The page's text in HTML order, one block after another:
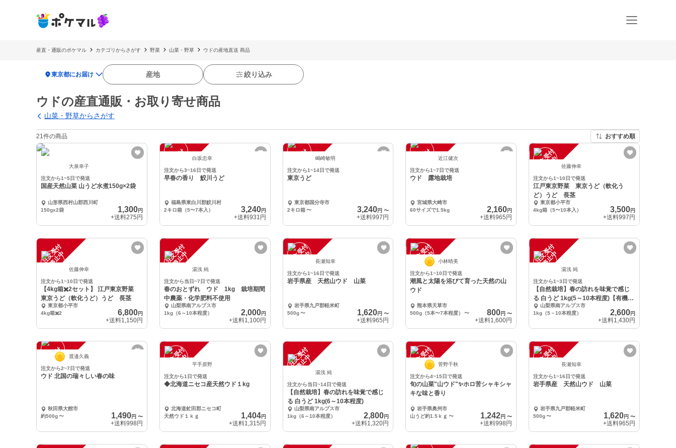
産直・通販のポケマル カテゴリからさがす 野菜 山菜・野草 ウドの産地直送 商品
location_on東京都にお届け 産地 絞り込み
ウドの産直通販・お取り寄せ商品
山菜・野草からさがす
21件の商品 おすすめ順
大泉幸子
注文から1~5日で発送
国産天然山菜 山うど水煮150g×2袋
山形県西村山郡西川町
150gx2袋
1,300円
+送料275円
注
文
受
付
停
止
中 白坂忠幸
注文から3~16日で発送
早春の香り 鮫川うど
福島県東白川郡鮫川村
2キロ箱（5〜7本入）
3,240円
+送料931円
注
文
受
付
停
止
中 嶋崎敏明
注文から1~14日で発送
東京うど
東京都国分寺市
2キロ箱 〜 3,240円〜
+送料997円
注
文
受
付
停
止
中 近江健次
注文から1~7日で発送
ウド 露地栽培
宮城県大崎市
60サイズで1.5kg
2,160円
+送料965円
注
文
受
付
停
止
中 佐藤伸幸
注文から1~10日で発送
江戸東京野菜 東京うど（軟化う
ど）うど 長茎
東京都小平市
4kg箱（5〜10本入）
3,500円
+送料997円
注
文
受
付
停
止
中
佐藤伸幸
注文から1~10日で発送
【4kg箱✖️2セット】 江戸東京野菜
東京うど（軟化うど）うど 長茎
東京都小平市
4kg箱✖️2
6,800円
+送料1,150円
注
文
受
付
停
止
中
湯浅 純
注文から当日~7日で発送
春のおとずれ ウド 1kg 栽培期間
中農薬・化学肥料不使用
山梨県南アルプス市
1kg（6～10本程度）
2,000円
+送料1,100円
注
文
受
付
停
止
中 長瀬知幸
注文から1~16日で発送
岩手県産 天然山ウド 山菜
岩手県九戸郡軽米町
500g 〜 1,620円〜
+送料965円
注
文
受
付
停
止
中 小林晴美
注文から1~10日で発送
潮風と太陽を浴びて育った天然の山
ウド
熊本県天草市
500g（5本〜7本程度）
〜 800円〜
+送料1,600円
注
文
受
付
停
止
中
湯浅 純
注文から1~3日で発送
【自然栽培】春の訪れを味覚で感じ
る 白うど 1kg(5～10本程度)【有機
JAS山梨県南アルプス市
1kg（5－10本程度）
2,600円
+送料1,430円
注
文
受
付
停
止
中 渡邉久義
注文から2~7日で発送
ウド 北国の瑞々しい春の味
秋田県大館市
約500g〜 1,490円 〜
+送料998円
注
文
受
付
停
止
中 平手原野
注文から1日で発送
◆北海道ニセコ産天然ウド１kg
北海道虻田郡ニセコ町
天然ウド１ｋｇ
1,404円
+送料1,315円
注
文
受
付
停
止
中
湯浅 純
注文から当日~14日で発送
【自然栽培】春の訪れを味覚で感じ
る 白うど 1kg(6～10本程度)
山梨県南アルプス市
1kg（6～10本程度）
2,800円
+送料1,320円
注
文
受
付
停
止
中 菅野千秋
注文から4~15日で発送
旬の山菜"山ウド"✨ホロ苦シャキシャ
キな味と香り
岩手県奥州市
山うど約1.5ｋｇ 〜 1,242円〜
+送料998円
注
文
受
付
停
止
中 長瀬知幸
注文から1~16日で発送
岩手県産 天然山ウド 山菜
岩手県九戸郡軽米町
500g〜 1,620円 〜
+送料965円